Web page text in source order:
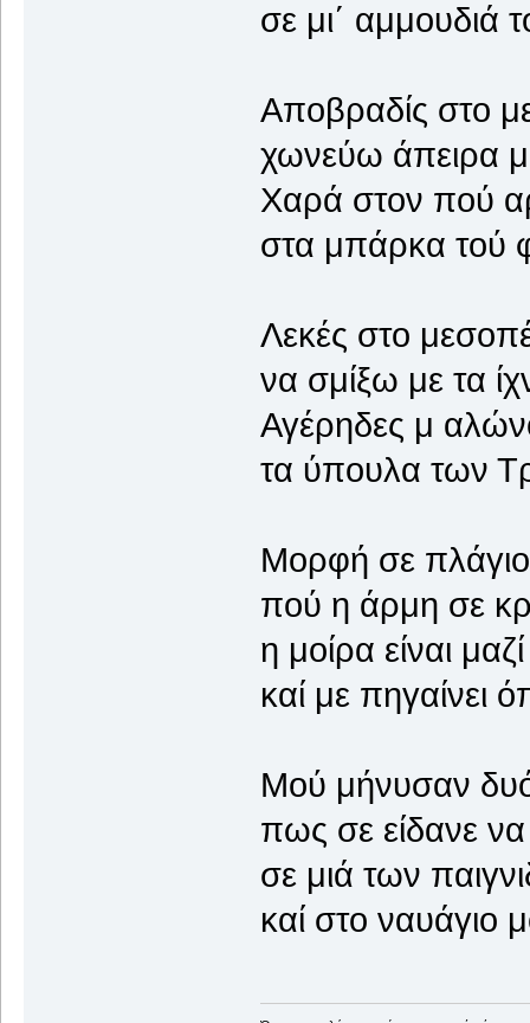
σε μι΄ αμμουδιά
Αποβραδίς στο
χωνεύω άπειρα
Χαρά στον πού
στα μπάρκα τού
Λεκές στο
να σμίξω με τα
Αγέρηδες μ
τα ύπουλα των
Μορφή σε
πού η άρμη σε
η μοίρα είναι
καί με πηγαίνει
Μού μήνυσαν
πως σε είδανε
σε μιά των
καί στο ναυάγιο